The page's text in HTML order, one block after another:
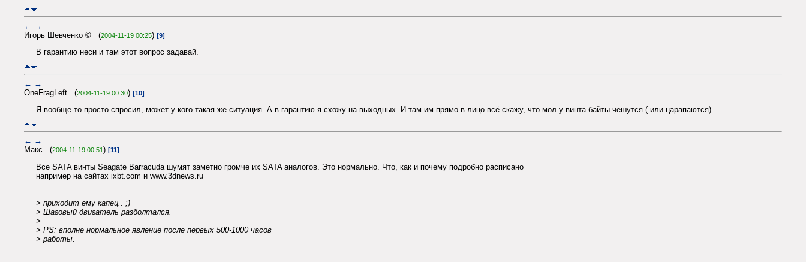
← →
Игорь Шевченко © (2004-11-19 00:25) [9]
В гарантию неси и там этот вопрос задавай.
← →
OneFragLeft (2004-11-19 00:30) [10]
Я вообще-то просто спросил, может у кого такая же ситуация. А в гарантию я схожу на выходных. И там им прямо в лицо всё скажу, что мол у винта байты чешутся ( или царапаются).
← →
Макс (2004-11-19 00:51) [11]
Все SATA винты Seagate Barracuda шумят заметно громче их SATA аналогов. Это нормально. Что, как и почему подробно расписано
например на сайтах ixbt.com и www.3dnews.ru
> приходит ему капец.. ;)
> Шаговый двигатель разболтался.
>
> PS: вполне нормальное явление после первых 500-1000 часов
> работы.